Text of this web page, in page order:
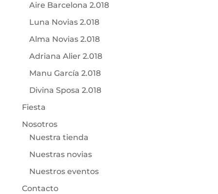
Aire Barcelona 2.018
Luna Novias 2.018
Alma Novias 2.018
Adriana Alier 2.018
Manu García 2.018
Divina Sposa 2.018
Fiesta
Nosotros
Nuestra tienda
Nuestras novias
Nuestros eventos
Contacto